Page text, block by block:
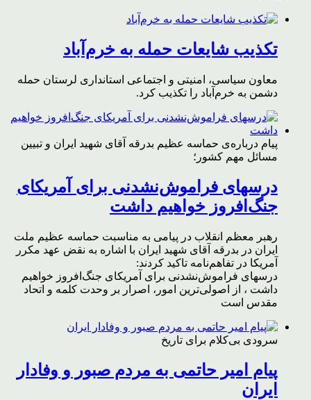
تکذیب شایعات حمله به خرم‌آباد
معاون سیاسی، امنیتی و اجتماعی استانداری لرستان حمله
دشمن به خرم‌آباد را تکذیب کرد.
پیام درباره‌ی حماسه عظیم بدرقه آقای شهید ایران و تبیین
مسائل مهم کشور؛
درسهای فراموش‌نشدنی برای آمریکای
جنگ‌افروز خواهیم داشت
رهبر معظم انقلاب در پیامی به مناسبت حماسه عظیم ملت
ایران در بدرقه آقای شهید ایران با اشاره به نقض عهد مکرر
آمریکا در تفاهم‌نامه تاکید کردند:
درسهای فراموش‌نشدنی برای آمریکای جنگ‌افروز خواهیم
داشت ، از اصولی‌ترین امور، اصرار بر وحدت کلمه و اتحاد
مقدس است
سرودی بی‌کلام برای تاریخ
پیام امیر حاتمی به مردم صبور و وفادار
ایران